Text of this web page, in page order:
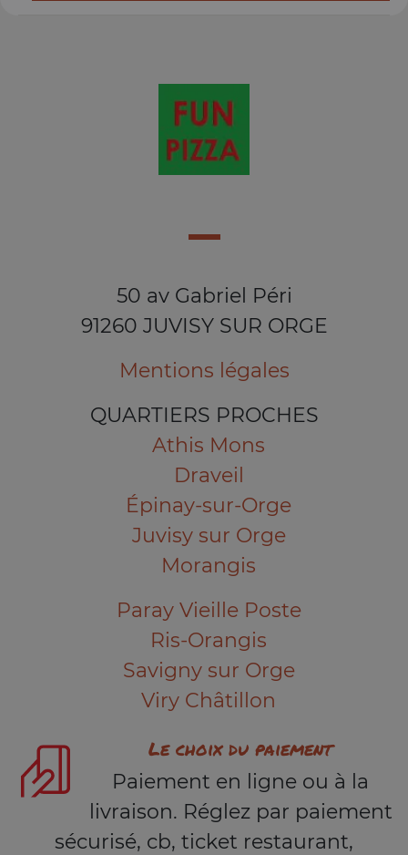
50 av Gabriel Péri
91260 JUVISY SUR ORGE
Mentions légales
QUARTIERS PROCHES
Athis Mons
Draveil
Épinay-sur-Orge
Juvisy sur Orge
Morangis
Paray Vieille Poste
Ris-Orangis
Savigny sur Orge
Viry Châtillon
Le choix du paiement
Paiement en ligne ou à la
livraison. Réglez par paiement
sécurisé, cb, ticket restaurant,